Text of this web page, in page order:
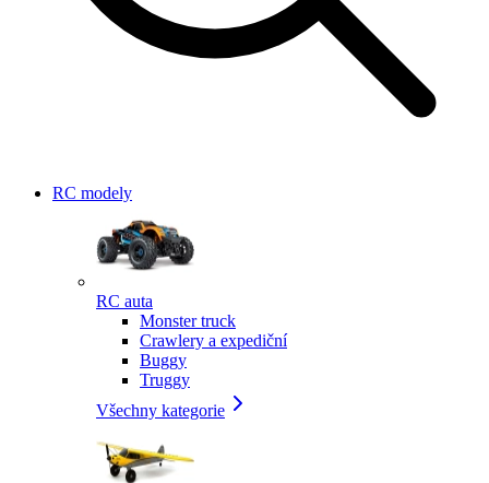
RC modely
RC auta
Monster truck
Crawlery a expediční
Buggy
Truggy
Všechny kategorie